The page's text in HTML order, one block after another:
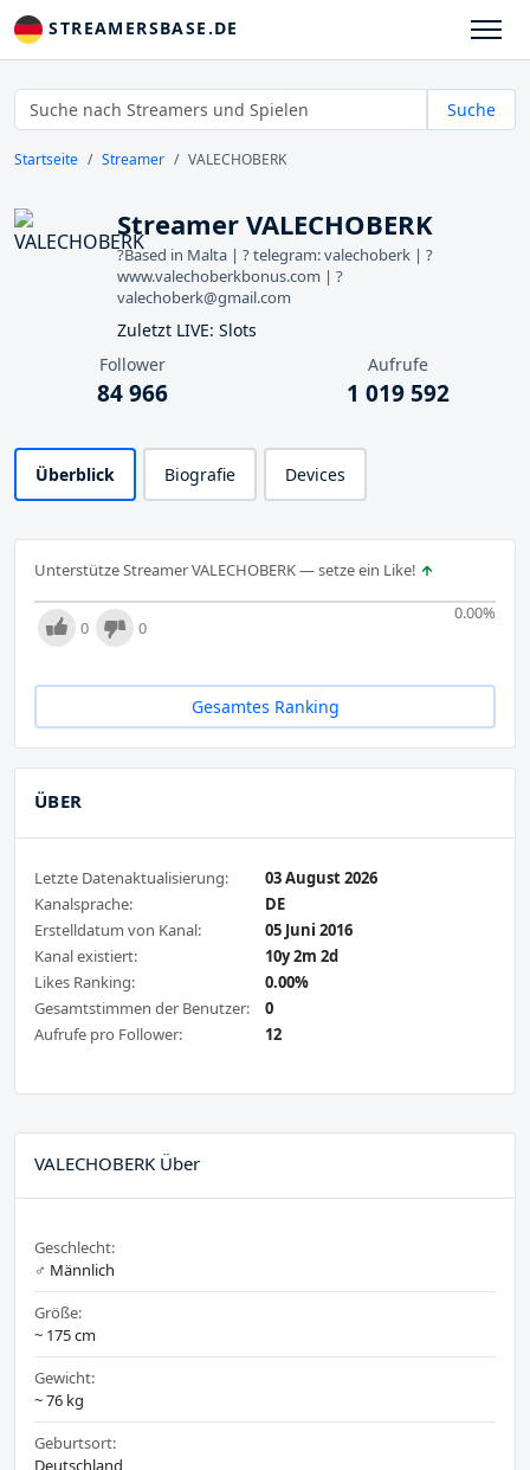
STREAMERSBASE.DE
Suche
Startseite Streamer VALECHOBERK
Streamer VALECHOBERK
?Based in Malta | ? telegram: valechoberk | ?
www.valechoberkbonus.com | ?
valechoberk@gmail.com
Zuletzt LIVE: Slots
Follower
84 966
Aufrufe
1 019 592
Überblick Biografie Devices
Unterstütze Streamer VALECHOBERK — setze ein Like!
0.00%
0 0
Gesamtes Ranking
ÜBER
Letzte Datenaktualisierung:
03 August 2026
Kanalsprache:
DE
Erstelldatum von Kanal:
05 Juni 2016
Kanal existiert:
10y 2m 2d
Likes Ranking:
0.00%
Gesamtstimmen der Benutzer:
0
Aufrufe pro Follower:
12
VALECHOBERK Über
Geschlecht:
♂️ Männlich
Größe:
~ 175 cm
Gewicht:
~ 76 kg
Geburtsort:
Deutschland